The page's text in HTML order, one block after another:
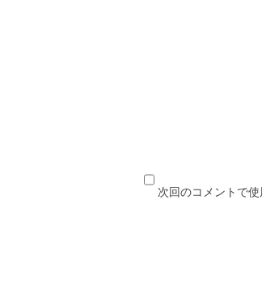
次回のコメントで